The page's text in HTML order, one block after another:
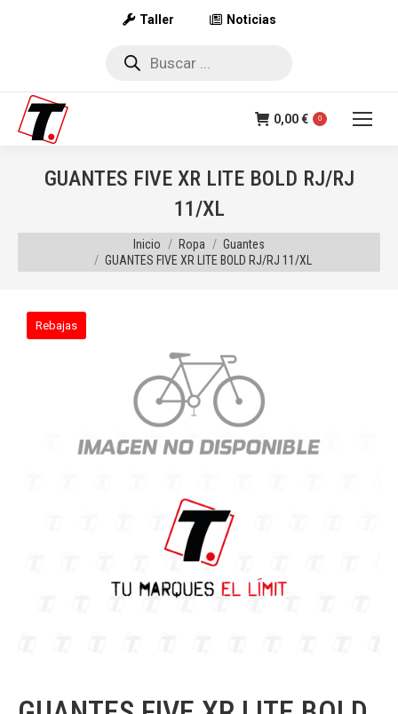
Taller Noticias
Búsqueda
0,00€ 0
GUANTES FIVE XR LITE BOLD RJ/RJ
11/XL
Estás aquí:
Inicio Ropa
Guantes
GUANTES FIVE XR LITE BOLD RJ/RJ 11/XL
Rebajas